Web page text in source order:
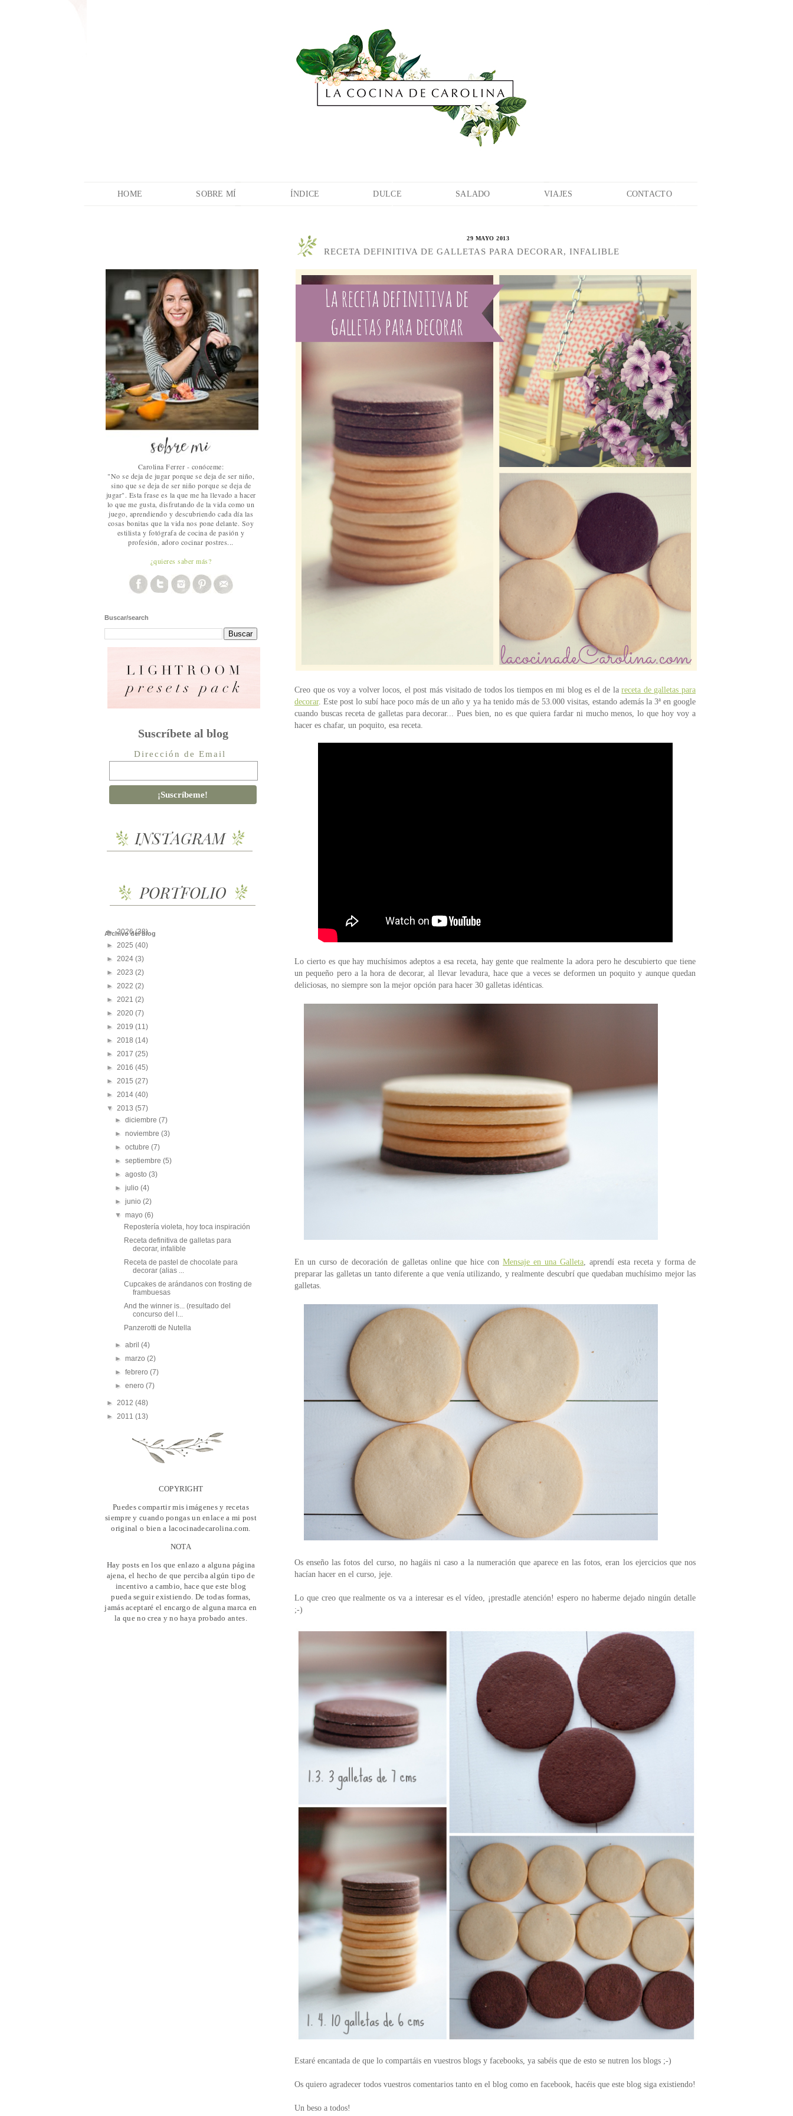
HOME SOBRE MÍ ÍNDICE DULCE SALADO VIAJES CONTACTO
29 MAYO 2013
RECETA DEFINITIVA DE GALLETAS PARA DECORAR, INFALIBLE
Creo que os voy a volver locos, el post más visitado de todos los tiempos en mi blog es el de lareceta de galletas para
decorar. Este post lo subí hace poco más de un año y ya ha tenido más de 53.000 visitas, estando además la 3ª en google
cuando buscas receta de galletas para decorar... Pues bien, no es que quiera fardar ni mucho menos, lo que hoy voy a
hacer es chafar, un poquito, esa receta.
Lo cierto es que hay muchísimos adeptos a esa receta, hay gente que realmente la adora pero he descubierto que tiene
un pequeño pero a la hora de decorar, al llevar levadura, hace que a veces se deformen un poquito y aunque quedan
deliciosas, no siempre son la mejor opción para hacer 30 galletas idénticas.
En un curso de decoración de galletas online que hice con Mensaje en una Galleta , aprendí esta receta y forma de
preparar las galletas un tanto diferente a que venía utilizando, y realmente descubrí que quedaban muchísimo mejor las
galletas.
Os enseño las fotos del curso, no hagáis ni caso a la numeración que aparece en las fotos, eran los ejercicios que nos
hacían hacer en el curso, jeje.
Lo que creo que realmente os va a interesar es el vídeo, ¡prestadle atención! espero no haberme dejado ningún detalle
;-)
Estaré encantada de que lo compartáis en vuestros blogs y facebooks, ya sabéis que de esto se nutren los blogs ;-)
Os quiero agradecer todos vuestros comentarios tanto en el blog como en facebook, hacéis que este blog siga existiendo!
Un beso a todos!
Carolina Ferrer - conóceme:
"No se deja de jugar porque se deja de ser niño,
sino que se deja de ser niño porque se deja de
jugar". Esta frase es la que me ha llevado a hacer
lo que me gusta, disfrutando de la vida como un
juego, aprendiendo y descubriendo cada día las
cosas bonitas que la vida nos pone delante. Soy
estilista y fotógrafa de cocina de pasión y
profesión, adoro cocinar postres...
¿quieres saber más?
Buscar/search
Suscríbete al blog
Dirección de Email
Archivo del blog
►2026(38)
► 2025 (40)
► 2024 (3)
► 2023 (2)
► 2022 (2)
► 2021 (2)
► 2020 (7)
► 2019 (11)
► 2018 (14)
► 2017 (25)
► 2016 (45)
► 2015 (27)
► 2014 (40)
▼ 2013 (57)
►diciembre(7)
►noviembre(3)
►octubre(7)
►septiembre(5)
►agosto(3)
►julio(4)
►junio(2)
▼mayo(6)
Repostería violeta, hoy toca inspiración
Receta definitiva de galletas para
decorar, infalible
Receta de pastel de chocolate para
decorar (alias ...
Cupcakes de arándanos con frosting de
frambuesas
And the winner is... (resultado del
concurso del l...
Panzerotti de Nutella
►abril(4)
►marzo(2)
►febrero(7)
►enero(7)
► 2012 (48)
► 2011 (13)
COPYRIGHT
Puedes compartir mis imágenes y recetas
siempre y cuando pongas un enlace a mi post
original o bien a lacocinadecarolina.com.
NOTA
Hay posts en los que enlazo a alguna página
ajena, el hecho de que perciba algún tipo de
incentivo a cambio, hace que este blog
pueda seguir existiendo. De todas formas,
jamás aceptaré el encargo de alguna marca en
la que no crea y no haya probado antes.